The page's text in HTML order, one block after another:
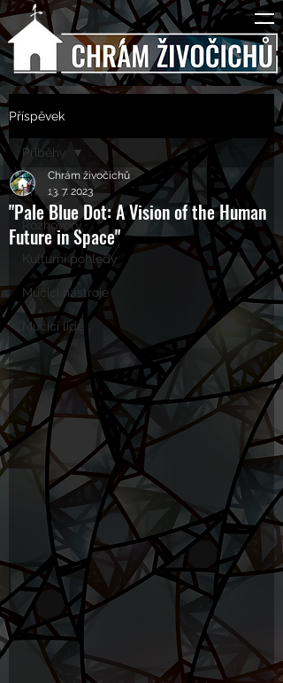
Příspěvek
Příběhy
Rozhovory
Kulturní pohledy
Mučící nástroje
Mučící lidé
Příběhy
"Pale Blue Dot: A Vision of the Human
Future in Space"
Chrám živočichů
13. 7. 2023